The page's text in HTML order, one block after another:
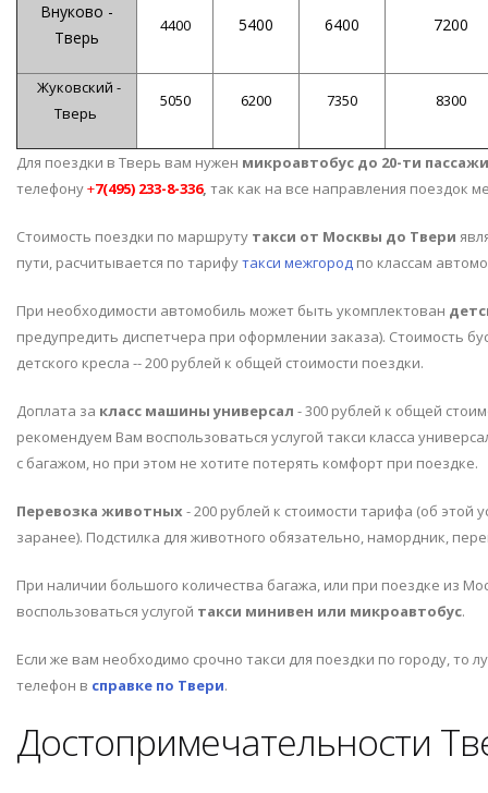
Внуково -
Тверь
4400 5400 6400 7200
Жуковский -
Тверь
5050 6200 7350 8300
Для поездки в Тверь вам нужен микроавтобус до 20-ти
телефону+7(495) 233-8-336, так как на все направления поездок
Стоимость поездки по маршруту такси от Москвы до Твери
пути, расчитывается по тарифутакси межгород по классам
При необходимости автомобиль может быть укомплектован
предупредить диспетчера при оформлении заказа). Стоимость
детского кресла -- 200 рублей к общей стоимости поездки.
Доплата за класс машины универсал - 300 рублей к общей
рекомендуем Вам воспользоваться услугой такси класса
с багажом, но при этом не хотите потерять комфорт при поездке.
Перевозка животных - 200 рублей к стоимости тарифа (об этой
заранее). Подстилка для животного обязательно, намордник,
При наличии большого количества багажа, или при поездке из
воспользоваться услугой такси минивен или микроавтобус.
Если же вам необходимо срочно такси для поездки по городу, то
телефон в справке по Твери.
Достопримечательности